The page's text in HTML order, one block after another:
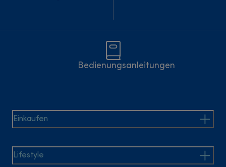
Bedienungsanleitungen
Einkaufen
Lifestyle